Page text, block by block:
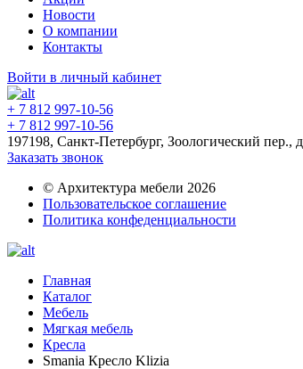
Новости
О компании
Контакты
Войти в личный кабинет
+ 7 812 997-10-56
+ 7 812 997-10-56
197198, Санкт-Петербург, Зоологический пер.,
Заказать звонок
© Архитектура мебели 2026
Пользовательское соглашение
Политика конфеденциальности
Главная
Каталог
Мебель
Мягкая мебель
Кресла
Smania Кресло Klizia